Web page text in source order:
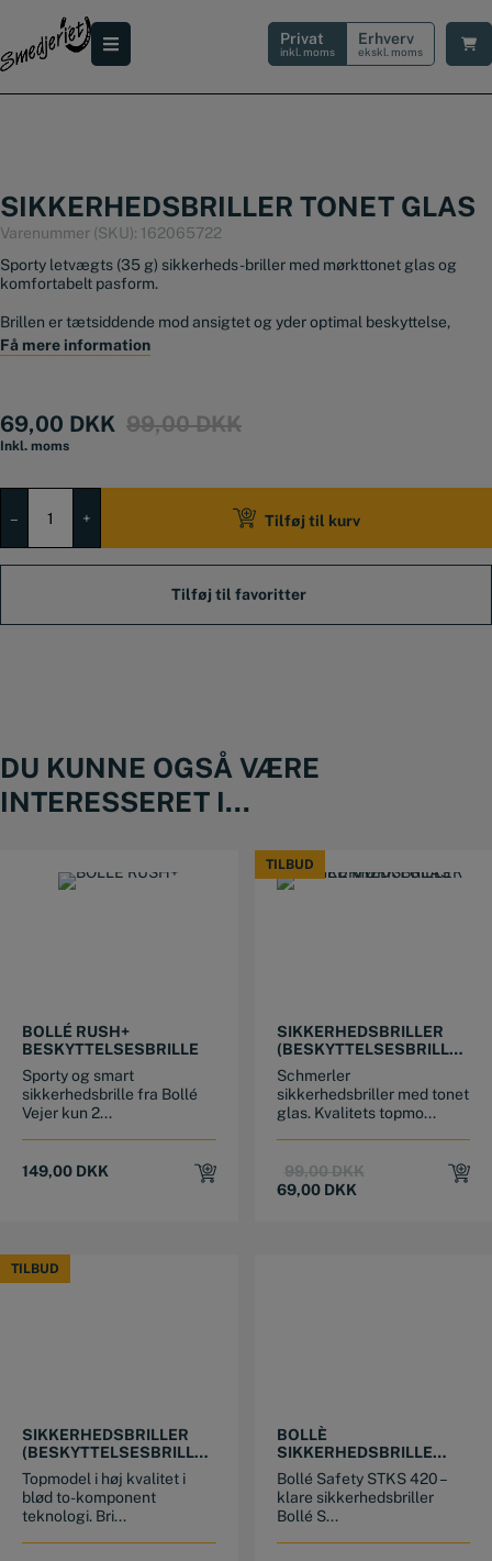
indholdet
Privat
inkl. moms
Erhverv
ekskl. moms
SIKKERHEDSBRILLER TONET GLAS
Varenummer (SKU): 162065722
Sporty letvægts (35 g) sikkerheds-briller med mørkttonet glas og
komfortabelt pasform.
Brillen er tætsiddende mod ansigtet og yder­ optimal beskyttelse,
samtidig med at den er meget fleksibel, komfortabel og giver et 180°
udsyn.
EN 166 beskyttelse
Få mere information
99,00DKKOriginal
99,00 DKK.
69,00 DKK
Current
69,00 DKK.
Inkl. moms
–
antal
+ Tilføj til kurv
DU KUNNE OGSÅ VÆRE
INTERESSERET I...
BOLLÉ RUSH+
BESKYTTELSESBRILLE
Sporty og smart
sikkerhedsbrille fra Bollé
Vejer kun 2...
149,00 DKK
TILBUD
TILBUD
SIKKERHEDSBRILLER
(BESKYTTELSESBRILLE)
MØRKT GLAS 620
Schmerler
sikkerhedsbriller med tonet
glas. Kvalitets topmo...
99,00DKKOriginal
69,00 DKK
Current
TILBUD
TILBUD
SIKKERHEDSBRILLER
(BESKYTTELSESBRILLE)
GULT GLAS 620
Topmodel i høj kvalitet i
blød to-komponent
teknologi. Bri...
BOLLÈ
SIKKERHEDSBRILLE
STKS-420 MED
SIDESKJOLD
Bollé Safety STKS 420 –
klare sikkerhedsbriller
Bollé S...